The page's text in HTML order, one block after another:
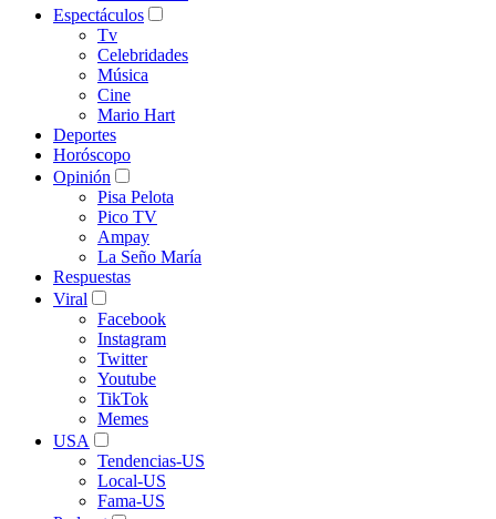
Espectáculos
Tv
Celebridades
Música
Cine
Mario Hart
Deportes
Horóscopo
Opinión
Pisa Pelota
Pico TV
Ampay
La Seño María
Respuestas
Viral
Facebook
Instagram
Twitter
Youtube
TikTok
Memes
USA
Tendencias-US
Local-US
Fama-US